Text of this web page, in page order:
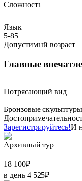
Сложность
Язык
5-85
Допустимый возраст
Главные
Потрясающий вид
Бронзовые скульптуры
Зарегистрируйтесь!И
Архивный тур
18 100₽
в день 4 525₽